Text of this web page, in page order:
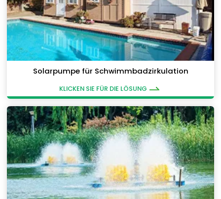
Solarpumpe für Schwimmbadzirkulation
KLICKEN SIE FÜR DIE LÖSUNG